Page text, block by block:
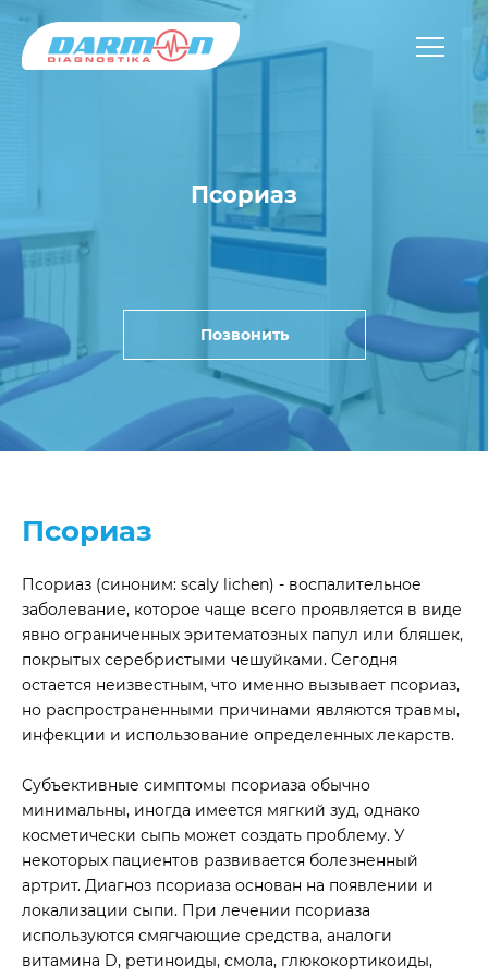
Псориаз
Позвонить
Псориаз
Псориаз (синоним: scaly lichen) - воспалительное
заболевание, которое чаще всего проявляется в виде
явно ограниченных эритематозных папул или бляшек,
покрытых серебристыми чешуйками. Сегодня
остается неизвестным, что именно вызывает псориаз,
но распространенными причинами являются травмы,
инфекции и использование определенных лекарств.
Субъективные симптомы псориаза обычно
минимальны, иногда имеется мягкий зуд, однако
косметически сыпь может создать проблему. У
некоторых пациентов развивается болезненный
артрит. Диагноз псориаза основан на появлении и
локализации сыпи. При лечении псориаза
используются смягчающие средства, аналоги
витамина D, ретиноиды, смола, глюкокортикоиды,